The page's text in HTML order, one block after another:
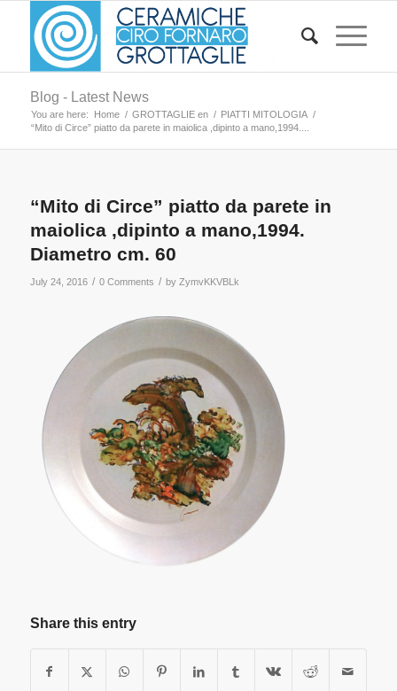
Blog - Latest News
You are here: Home / GROTTAGLIE en / PIATTI MITOLOGIA /
“Mito di Circe” piatto da parete in maiolica ,dipinto a mano,1994....
“Mito di Circe” piatto da parete in
maiolica ,dipinto a mano,1994.
Diametro cm. 60
July 24, 2016 / 0 Comments / by ZymvKKVBLk
Share this entry